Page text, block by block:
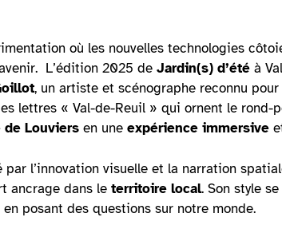
où les nouvelles technologies
L’édition 2025 de Jardin(s) d’été à
, un artiste et scénographe reconnu
lettres « Val-de-Reuil » qui ornent le rond-
Louviers en une expérience immersive
l’innovation visuelle et la narration
ancrage dans le territoire local. Son style
posant des questions sur notre monde.